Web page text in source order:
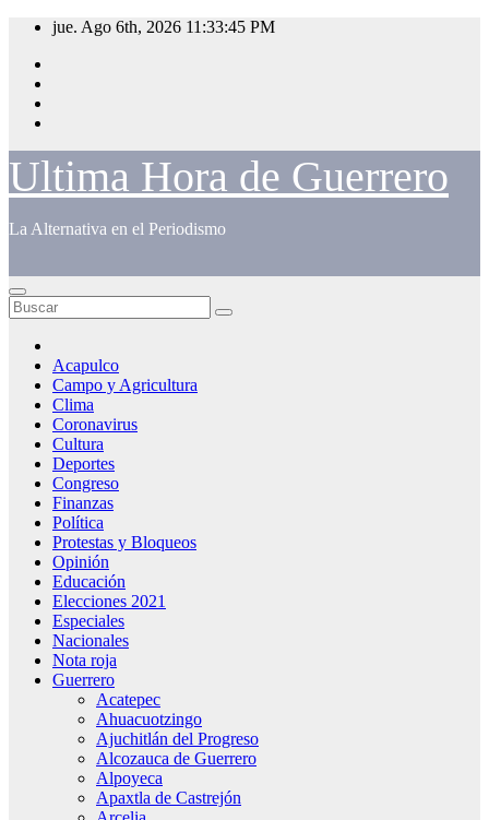
Saltar
contenido
jue. Ago 6th, 2026 11:33:46 PM
Ultima Hora de Guerrero
La Alternativa en el Periodismo
Acapulco
Campo y Agricultura
Clima
Coronavirus
Cultura
Deportes
Congreso
Finanzas
Política
Protestas y Bloqueos
Opinión
Educación
Elecciones 2021
Especiales
Nacionales
Nota roja
Guerrero
Acatepec
Ahuacuotzingo
Ajuchitlán del Progreso
Alcozauca de Guerrero
Alpoyeca
Apaxtla de Castrejón